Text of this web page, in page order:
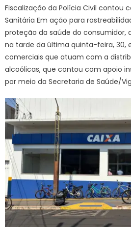
Fiscalização da Polícia Civil contou
Sanitária Em ação para
proteção da saúde do consumidor,
na tarde da última quinta-feira, 30,
comerciais que atuam com a
alcoólicas, que contou com apoio
por meio da Secretaria de Saúde/